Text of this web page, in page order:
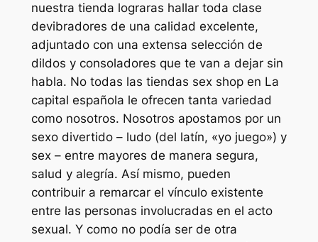
nuestra tienda lograras hallar toda clase
devibradores de una calidad excelente,
adjuntado con una extensa selección de
dildos y consoladores que te van a dejar sin
habla. No todas las tiendas sex shop en La
capital española le ofrecen tanta variedad
como nosotros. Nosotros apostamos por un
sexo divertido – ludo (del latín, «yo juego») y
sex – entre mayores de manera segura,
salud y alegría. Así mismo, pueden
contribuir a remarcar el vínculo existente
entre las personas involucradas en el acto
sexual. Y como no podía ser de otra